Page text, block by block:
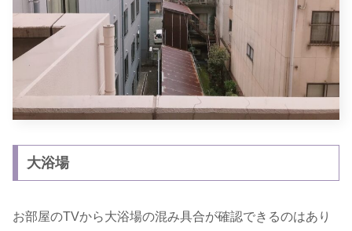
大浴場
お部屋のTVから大浴場の混み具合が確認できるのはあり